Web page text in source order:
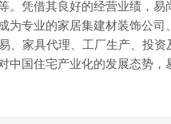
。凭借其良好的经营业绩，易
专业的家居集建材装饰公司、
、家具代理、工厂生产、投资
中国住宅产业化的发展态势，